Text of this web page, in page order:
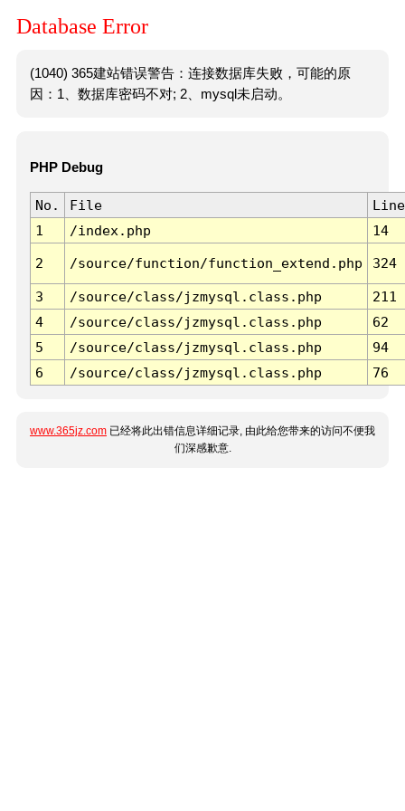
Database Error
(1040) 365建站错误警告：连接数据库失败，可能的原
因：1、数据库密码不对; 2、mysql未启动。
PHP Debug
No. File
Line
1
/index.php 14
2 /source/function/function_extend.php 324
3 /source/class/jzmysql.class.php
211
4
/source/class/jzmysql.class.php
62
5
/source/class/jzmysql.class.php
94
6
/source/class/jzmysql.class.php 76
www.365jz.com 已经将此出错信息详细记录, 由此给您带来的访问不便我
们深感歉意.